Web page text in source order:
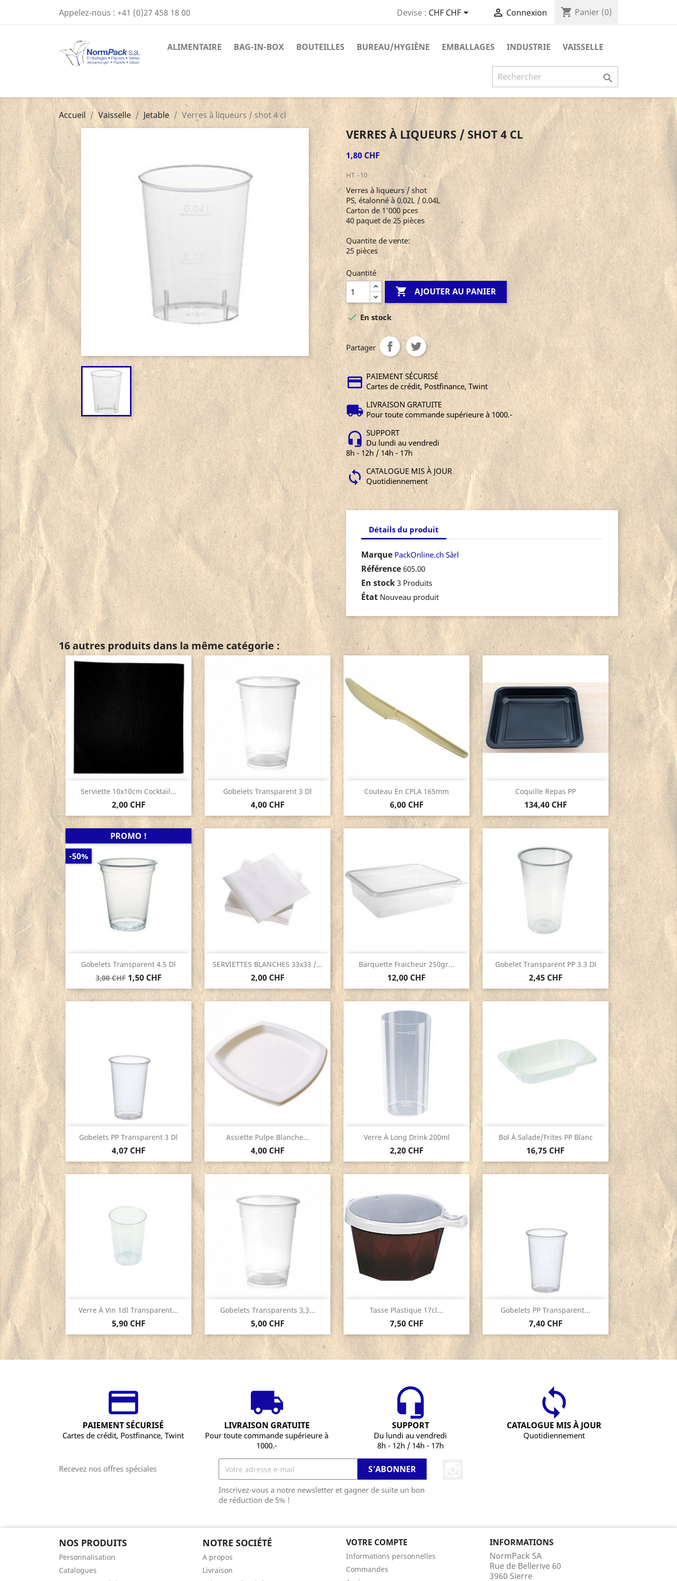
Appelez-nous : +41 (0)27 458 18 00 Devise : CHF CHF  Connexion shopping_cart Panier (0)
ALIMENTAIRE BAG-IN-BOX BOUTEILLES BUREAU/HYGIÈNE EMBALLAGES INDUSTRIE VAISSELLE

Accueil Vaisselle Jetable Verres à liqueurs / shot 4 cl
VERRES À LIQUEURS / SHOT 4 CL
1,80 CHF
HT 10
Verres à liqueurs / shot
PS, étalonné à 0.02L / 0.04L
Carton de 1'000 pces
40 paquet de 25 pièces
Quantite de vente:
25 pièces
Quantité
 AJOUTER AU PANIER
En stock
Partager
PAIEMENT SÉCURISÉ
Cartes de crédit, Postfinance, Twint
LIVRAISON GRATUITE
Pour toute commande supérieure à 1000.-
SUPPORT
Du lundi au vendredi
8h - 12h / 14h - 17h
CATALOGUE MIS À JOUR
Quotidiennement
Détails du produit
Marque PackOnline.ch Sàrl
Référence 605.00
En stock 3 Produits
État Nouveau produit
16 autres produits dans la même catégorie :
Serviette 10x10cm Cocktail...
2,00 CHF
Aperçu rapide Gobelets Transparent 3 Dl
4,00 CHF
Aperçu rapide Couteau En CPLA 165mm
6,00 CHF
Aperçu rapide Coquille Repas PP
134,40 CHF
Aperçu rapide
Gobelets Transparent 4.5 Dl
3,00 CHF 1,50 CHF
PROMO !
-50%
Aperçu rapide SERVIETTES BLANCHES 33x33 /...
2,00 CHF
Aperçu rapide Barquette Fraicheur 250gr...
12,00 CHF
Aperçu rapide Gobelet Transparent PP 3.3 Dl
2,45 CHF
Aperçu rapide
Gobelets PP Transparent 3 Dl
4,07 CHF
Aperçu rapide Assiette Pulpe Blanche...
4,00 CHF
Aperçu rapide Verre À Long Drink 200ml
2,20 CHF
Aperçu rapide Bol À Salade/frites PP Blanc
16,75 CHF
Aperçu rapide
Verre À Vin 1dl Transparent...
5,90 CHF
Aperçu rapide Gobelets Transparents 3,3...
5,00 CHF
Aperçu rapide Tasse Plastique 17cl...
7,50 CHF
Aperçu rapide Gobelets PP Transparent...
7,40 CHF
Aperçu rapide
PAIEMENT SÉCURISÉ
Cartes de crédit, Postfinance, Twint
LIVRAISON GRATUITE
Pour toute commande supérieure à
1000.-
SUPPORT
Du lundi au vendredi
8h - 12h / 14h - 17h
CATALOGUE MIS À JOUR
Quotidiennement
Recevez nos offres spéciales
Inscrivez-vous a notre newsletter et gagner de suite un bon
de réduction de 5% !
NOS PRODUITS
Personnalisation
Catalogues
NOTRE SOCIÉTÉ
A propos
Livraison
VOTRE COMPTE
Informations personnelles
Commandes
INFORMATIONS
NormPack SA
Rue de Bellerive 60
3960 Sierre